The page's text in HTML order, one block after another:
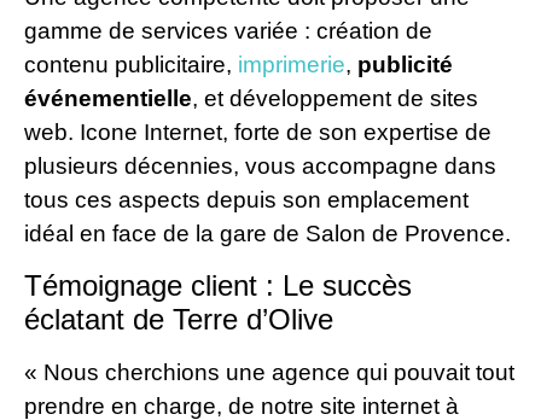
gamme de services variée : création de
contenu publicitaire, imprimerie, publicité
événementielle, et développement de sites
web. Icone Internet, forte de son expertise de
plusieurs décennies, vous accompagne dans
tous ces aspects depuis son emplacement
idéal en face de la gare de Salon de Provence.
Témoignage client : Le succès
éclatant de Terre d’Olive
« Nous cherchions une agence qui pouvait tout
prendre en charge, de notre site internet à